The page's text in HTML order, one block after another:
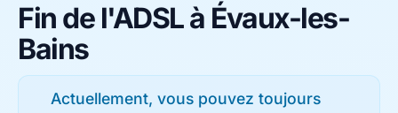
Fin de l'ADSL à Évaux-les-
Bains
Actuellement, vous pouvez toujours